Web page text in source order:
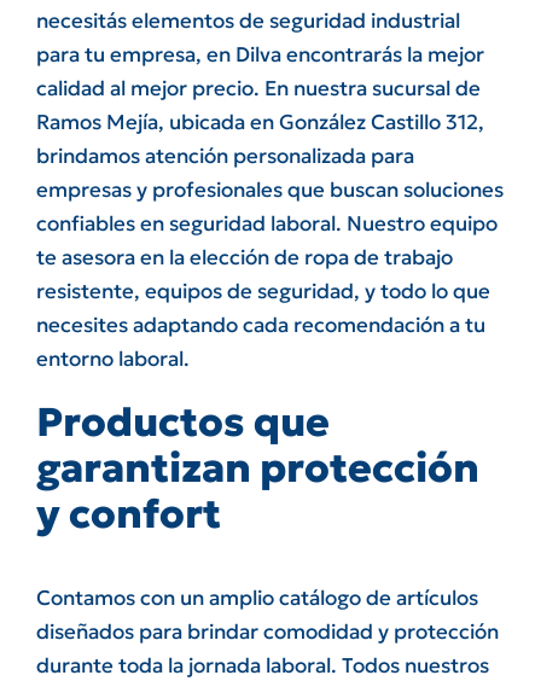
necesitás elementos de seguridad industrial
para tu empresa, en Dilva encontrarás la mejor
calidad al mejor precio. En nuestra sucursal de
Ramos Mejía, ubicada en González Castillo 312,
brindamos atención personalizada para
empresas y profesionales que buscan soluciones
confiables en seguridad laboral. Nuestro equipo
te asesora en la elección de ropa de trabajo
resistente, equipos de seguridad, y todo lo que
necesites adaptando cada recomendación a tu
entorno laboral.
Productos que
garantizan protección
y confort
Contamos con un amplio catálogo de artículos
diseñados para brindar comodidad y protección
durante toda la jornada laboral. Todos nuestros